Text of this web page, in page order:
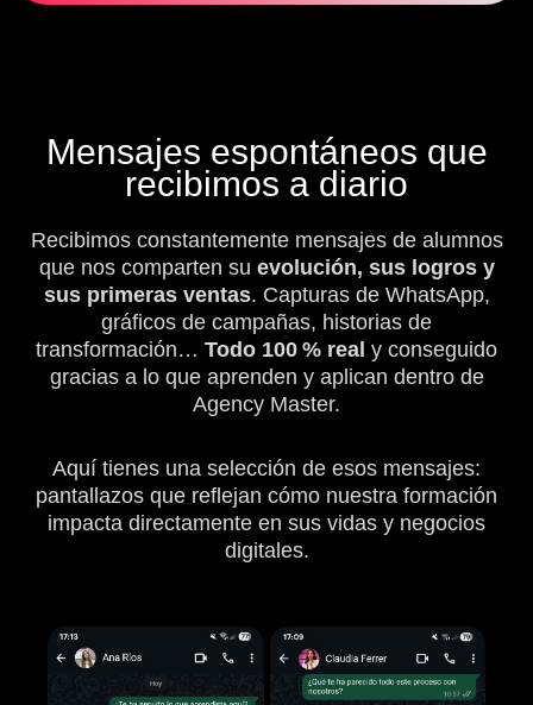
Mensajes espontáneos que
recibimos a diario
Recibimos constantemente mensajes de alumnos
que nos comparten su evolución, sus logros y
sus primeras ventas. Capturas de WhatsApp,
gráficos de campañas, historias de
transformación… Todo 100 % real y conseguido
gracias a lo que aprenden y aplican dentro de
Agency Master.
Aquí tienes una selección de esos mensajes:
pantallazos que reflejan cómo nuestra formación
impacta directamente en sus vidas y negocios
digitales.